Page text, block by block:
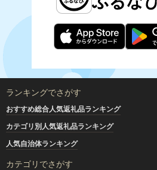
ランキングでさがす
おすすめ総合人気返礼品ランキング
カテゴリ別人気返礼品ランキング
人気自治体ランキング
カテゴリでさがす